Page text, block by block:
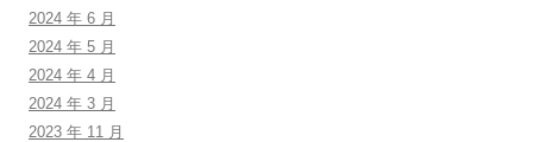
2024 年 6 月
2024 年 5 月
2024 年 4 月
2024 年 3 月
2023 年 11 月